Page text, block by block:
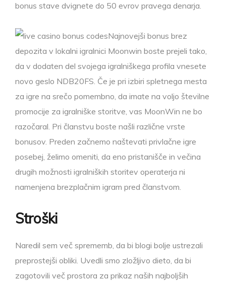
bonus stave dvignete do 50 evrov pravega denarja.
Najnovejši bonus brez
depozita v lokalni igralnici Moonwin boste prejeli tako,
da v dodaten del svojega igralniškega profila vnesete
novo geslo NDB20FS. Če je pri izbiri spletnega mesta
za igre na srečo pomembno, da imate na voljo številne
promocije za igralniške storitve, vas MoonWin ne bo
razočaral. Pri članstvu boste našli različne vrste
bonusov. Preden začnemo naštevati privlačne igre
posebej, želimo omeniti, da eno pristanišče in večina
drugih možnosti igralniških storitev operaterja ni
namenjena brezplačnim igram pred članstvom.
Stroški
Naredil sem več sprememb, da bi blogi bolje ustrezali
preprostejši obliki. Uvedli smo zložljivo dieto, da bi
zagotovili več prostora za prikaz naših najboljših